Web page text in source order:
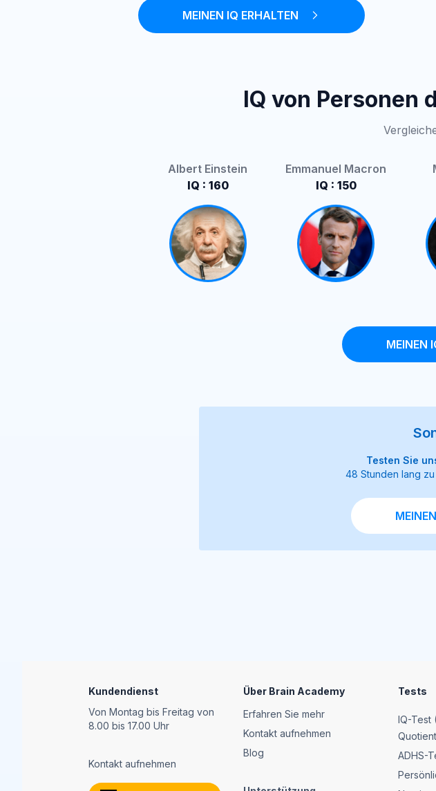
MEINEN IQ ERHALTEN
IQ von Personen
Albert Einstein
IQ : 160
Emmanuel Macron
IQ : 150
MEINEN
Testen Sie
48 Stunden lang
Kundendienst
Von Montag bis Freitag von
8.00 bis 17.00 Uhr
Kontakt aufnehmen
Über Brain Academy
Erfahren Sie mehr
Kontakt aufnehmen
Blog
Tests
IQ-Test
ADHS-